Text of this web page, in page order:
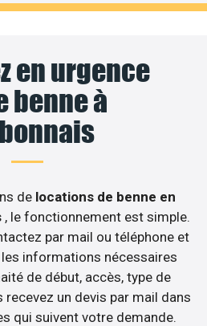
en urgence
benne à
de locations de benne en
, le fonctionnement est simple.
par mail ou téléphone et
informations nécessaires
de début, accès, type de
recevez un devis par mail dans
qui suivent votre demande.